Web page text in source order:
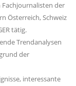
der
Österreich, Schweiz
tätig.
Trendanalysen
der
interessante